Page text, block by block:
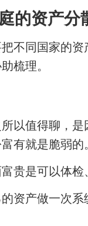
的资产分
不同国家的
梳理。
以值得聊，
有就是脆弱的。
贵是可以体
资产做一次